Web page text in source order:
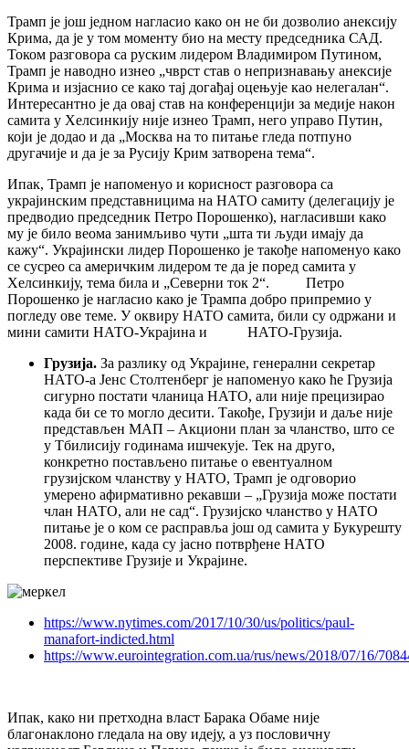
Трамп је још једном нагласио како он не би дозволио анексију
Крима, да је у том моменту био на месту председника САД.
Током разговора са руским лидером Владимиром Путином,
Трамп је наводно изнео „чврст став о непризнавању анексије
Крима и изјаснио се како тај догађај оцењује као нелегалан“.
Интересантно је да овај став на конференцији за медије након
самита у Хелсинкију није изнео Трамп, него управо Путин,
који је додао и да „Москва на то питање гледа потпуно
другачије и да је за Русију Крим затворена тема“.
Ипак, Трамп је напоменуо и корисност разговора са
украјинским представницима на НАТО самиту (делегацију је
предводио председник Петро Порошенко), нагласивши како
му је било веома занимљиво чути „шта ти људи имају да
кажу“. Украјински лидер Порошенко је такође напоменуо како
се сусрео са америчким лидером те да је поред самита у
Хелсинкију, тема била и „Северни ток 2“. Петро
Порошенко је нагласио како је Трампа добро припремио у
погледу ове теме. У оквиру НАТО самита, били су одржани и
мини самити НАТО-Украјина и НАТО-Грузија.
Грузија. За разлику од Украјине, генерални секретар
НАТО-а Јенс Столтенберг је напоменуо како ће Грузија
сигурно постати чланица НАТО, али није прецизирао
када би се то могло десити. Такође, Грузији и даље није
представљен МАП – Акциони план за чланство, што се
у Тбилисију годинама ишчекује. Тек на друго,
конкретно постављено питање о евентуалном
грузијском чланству у НАТО, Трамп је одговорио
умерено афирмативно рекавши – „Грузија може постати
члан НАТО, али не сад“. Грузијско чланство у НАТО
питање је о ком се расправља још од самита у Букурешту
2008. године, када су јасно потврђене НАТО
перспективе Грузије и Украјине.
https://www.nytimes.com/2017/10/30/us/politics/paul-
manafort-indicted.html
https://www.eurointegration.com.ua/rus/news/2018/07/16/
Ипак, како ни претходна власт Барака Обаме није
благонаклоно гледала на ову идеју, а уз пословичну